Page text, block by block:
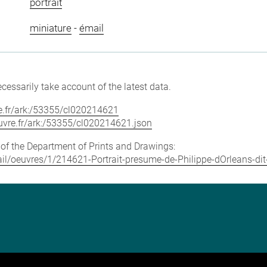
miniature- émail
take account of the latest data.
ark:/53355/cl020214621
ark:/53355/cl020214621.json
the Department of Prints and Drawings:
oeuvres/1/214621-Portrait-presume-de-Philippe-dOrleans-